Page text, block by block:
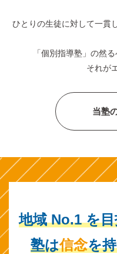
ひとりの生徒に対して一貫
「個別指導塾」の然
それが
当塾
地域 No.1 を
塾は信念を